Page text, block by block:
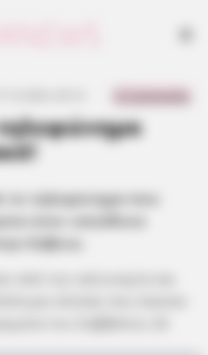
το τηλεφώνημα που
στον υπεύθυνο